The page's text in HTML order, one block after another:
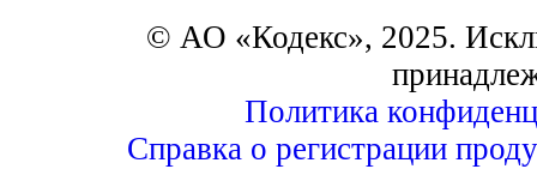
© АО «Кодекс», 2025.
Политика
Справка о регистрации